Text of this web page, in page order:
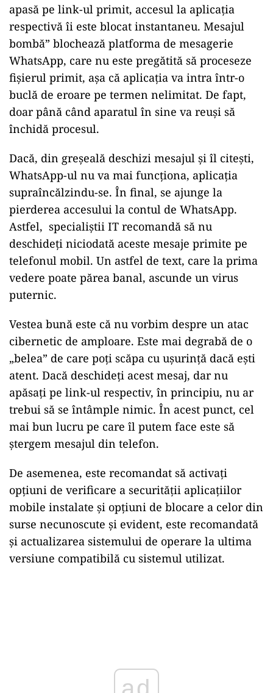
apasă pe link-ul primit, accesul la aplicația
respectivă îi este blocat instantaneu. Mesajul
bombă” blochează platforma de mesagerie
WhatsApp, care nu este pregătită să proceseze
fișierul primit, așa că aplicația va intra într-o
buclă de eroare pe termen nelimitat. De fapt,
doar până când aparatul în sine va reuși să
închidă procesul.
Dacă, din greșeală deschizi mesajul și îl citești,
WhatsApp-ul nu va mai funcționa, aplicația
supraîncălzindu-se. În final, se ajunge la
pierderea accesului la contul de WhatsApp.
Astfel, specialiștii IT recomandă să nu
deschideți niciodată aceste mesaje primite pe
telefonul mobil. Un astfel de text, care la prima
vedere poate părea banal, ascunde un virus
puternic.
Vestea bună este că nu vorbim despre un atac
cibernetic de amploare. Este mai degrabă de o
„belea” de care poți scăpa cu ușurință dacă ești
atent. Dacă deschideți acest mesaj, dar nu
apăsați pe link-ul respectiv, în principiu, nu ar
trebui să se întâmple nimic. În acest punct, cel
mai bun lucru pe care îl putem face este să
ștergem mesajul din telefon.
De asemenea, este recomandat să activați
opțiuni de verificare a securității aplicațiilor
mobile instalate și opțiuni de blocare a celor din
surse necunoscute și evident, este recomandată
și actualizarea sistemului de operare la ultima
versiune compatibilă cu sistemul utilizat.